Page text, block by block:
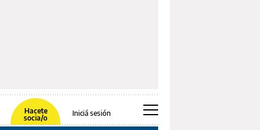
Hacete
socia/o
Iniciá sesión